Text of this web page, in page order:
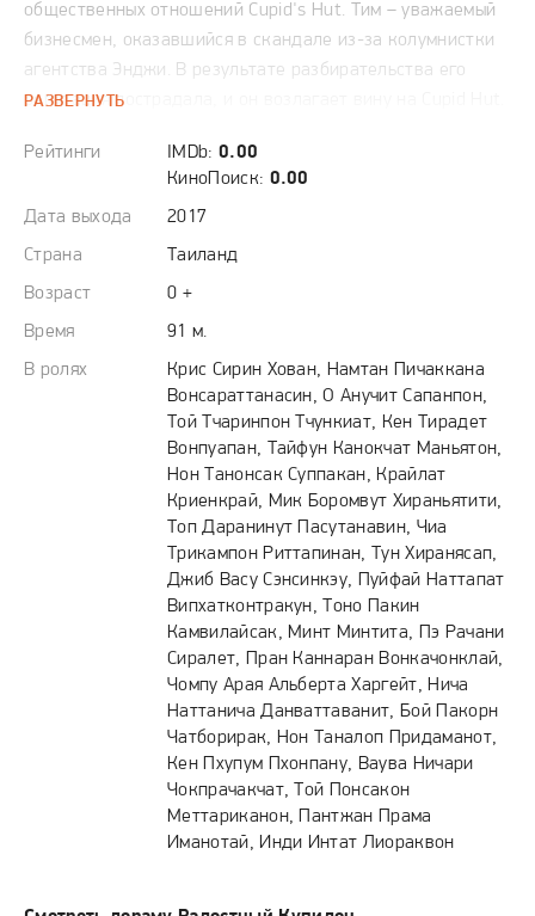
общественных отношений Cupid's Hut. Тим – уважаемый
бизнесмен, оказавшийся в скандале из-за колумнистки
агентства Энджи. В результате разбирательства его
репутация пострадала, и он возлагает вину на Cupid Hut.
серьёзным и прямолинейным, оказывается совсем не в
восторге от её неуклюжести. Тем не менее, в результате
неожиданных событий им придётся вместе жить на яхте.
Несмотря на постоянные насмешки Тима, Ханса не может
Однако в агентстве есть одно важное правило: никакой
романтики с клиентами. Тем временем к Тиму проявляет
интерес Синди, журналистка Pink Lady Magazine. Эта
дорама удивляет зрителей романтическим сюжетом и
комичными ситуациями, создавая множество моментов,
которые заставляют смеяться и переживать за главных
героев. История полна эмоций и развития отношений,
показывая, как любовь может возникнуть даже в самых
необычных обстоятельствах.
РАЗВЕРНУТЬ
Рейтинги IMDb: 0.00
КиноПоиск: 0.00
Дата выхода
2017
Страна
Таиланд
Возраст
0 +
Время
91 м.
В ролях
Крис Сирин Хован, Намтан Пичаккана
Вонсараттанасин, О Анучит Сапанпон,
Той Тчаринпон Тчункиат, Кен Тирадет
Вонпуапан, Тайфун Канокчат Маньятон,
Нон Танонсак Суппакан, Крайлат
Криенкрай, Мик Боромвут Хираньятити,
Топ Даранинут Пасутанавин, Чиа
Трикампон Риттапинан, Тун Хиранясап,
Джиб Васу Сэнсинкэу, Пуйфай Наттапат
Випхатконтракун, Тоно Пакин
Камвилайсак, Минт Минтита, Пэ Рачани
Сиралет, Пран Каннаран Вонкачонклай,
Чомпу Арая Альберта Харгейт, Нича
Наттанича Данваттаванит, Бой Пакорн
Чатборирак, Нон Таналоп Придаманот,
Кен Пхупум Пхонпану, Ваува Ничари
Чокпрачакчат, Той Понсакон
Меттариканон, Пантжан Прама
Иманотай, Инди Интат Лиораквон